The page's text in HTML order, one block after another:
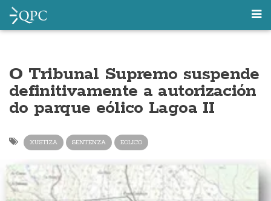
O Tribunal Supremo suspende
definitivamente a autorización
do parque eólico Lagoa II
XUSTIZA SENTENZA EOLICO